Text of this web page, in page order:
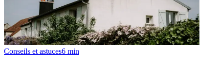
Conseils et astuces6 min